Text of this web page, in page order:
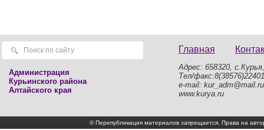
Администрация
Курьинского района
Алтайского края
Главная
Адрес: 658320,
Тел/факс:8(38576)22401
e-mail: kur_adm@mail.ru
www.kurya.ru
© Перепубликация материалов запрещается. Права